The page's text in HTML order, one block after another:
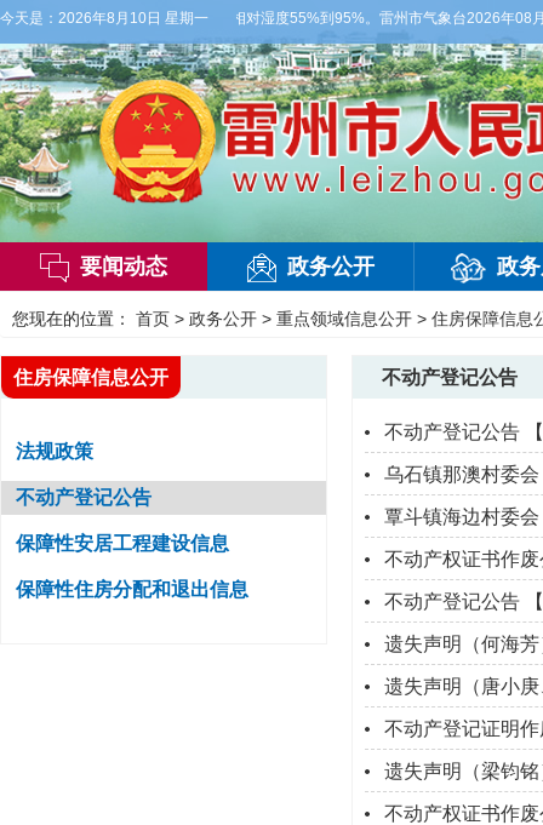
今天是： 2026年8月10日 星期一
，偏西风3级，气温27到36度，相对湿度55%到95%。雷州市气象台2026年08月
要闻动态 政务公开 政
您现在的位置： 首页 > 政务公开 > 重点领域信息公开 > 住房保障信息
不动产登记公告
不动产登记公告
乌石镇那澳村委
覃斗镇海边村委
不动产权证书作
不动产登记公告
遗失声明（何海芳
遗失声明（唐小
不动产登记证明
遗失声明（梁钧铭
不动产权证书作
住房保障信息公开
法规政策
不动产登记公告
保障性安居工程建设信息
保障性住房分配和退出信息